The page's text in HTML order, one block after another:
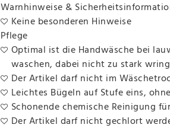
Warnhinweise &
Keine besonderen Hinweise
Pflege
Optimal ist die Handwäsche bei
waschen, dabei nicht zu stark
Der Artikel darf nicht im
Leichtes Bügeln auf Stufe eins,
Schonende chemische Reinigung
Der Artikel darf nicht gechlort